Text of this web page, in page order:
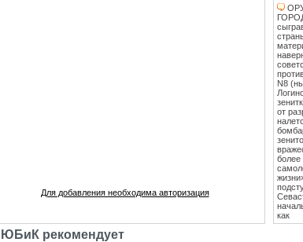
Для добавления необходима авторизация
N8
от
более
как
ЮБиК рекомендует